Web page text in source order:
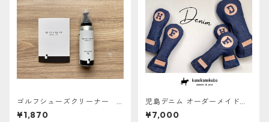
ゴルフシューズクリーナー B
RIGA GOLF
¥1,870
児島デニム オーダーメイドヘ
ッドカバー【ERABERU】
¥7,000